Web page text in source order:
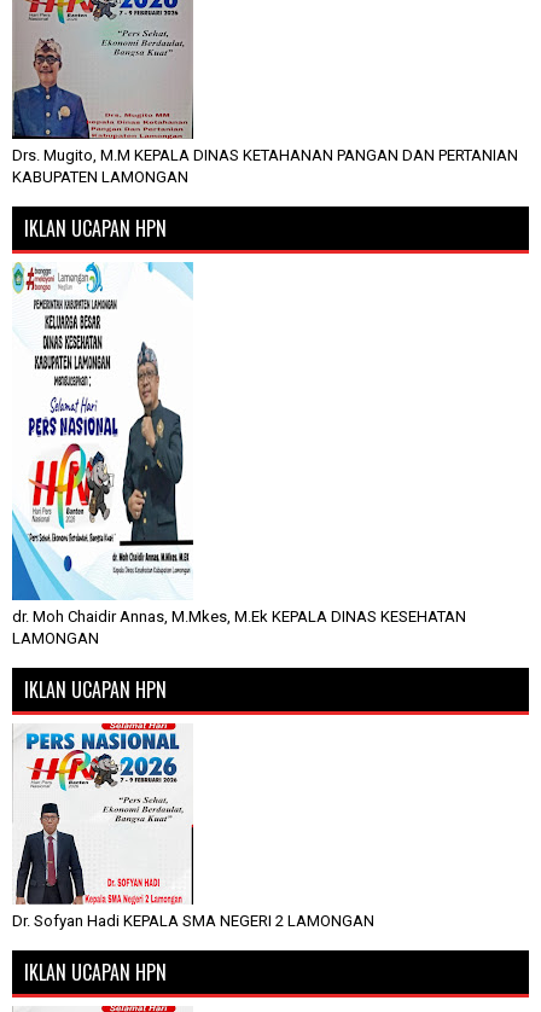
Drs. Mugito, M.M KEPALA DINAS KETAHANAN PANGAN DAN PERTANIAN
KABUPATEN LAMONGAN
IKLAN UCAPAN HPN
dr. Moh Chaidir Annas, M.Mkes, M.Ek KEPALA DINAS KESEHATAN
LAMONGAN
IKLAN UCAPAN HPN
Dr. Sofyan Hadi KEPALA SMA NEGERI 2 LAMONGAN
IKLAN UCAPAN HPN